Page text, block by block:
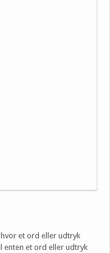
et ord eller udtryk
et ord eller udtryk